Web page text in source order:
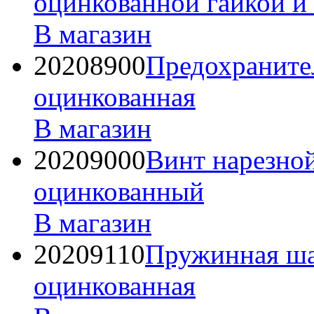
В магазин
20208900
оцинкованная
В магазин
20209000Винт
оцинкованный
В магазин
20209110Пружинная
оцинкованная